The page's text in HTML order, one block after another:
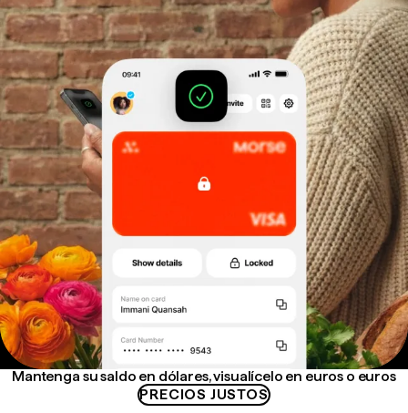
Mantenga su saldo en dólares, visualícelo en euros o euros
PRECIOS JUSTOS